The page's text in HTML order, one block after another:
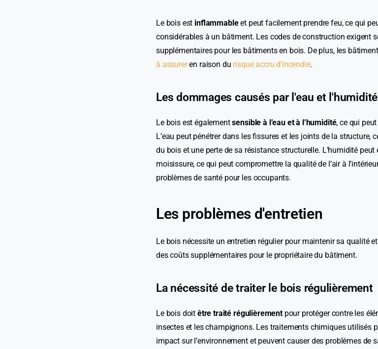
Le bois est inflammableet peut facilement prendre feu, ce qui
considérables à un bâtiment. Les codes de construction exigent
supplémentaires pour les bâtiments en bois. De plus, les
à assureren raison du risque accru d’incendie.
Les dommages causés par l'eau et l'humidité
Le bois est égalementsensible à l’eau et à l’humidité, ce qui
L’eau peut pénétrer dans les fissures et les joints de la structure,
du bois et une perte de sa résistance structurelle. L’humidité
moisissure, ce qui peut compromettre la qualité de l’air à
problèmes de santé pour les occupants.
Les problèmes d'entretien
Le bois nécessite un entretien régulier pour maintenir sa qualité
des coûts supplémentaires pour le propriétaire du bâtiment.
La nécessité de traiter le bois régulièrement
Le bois doit être traité régulièrementpour protéger contre les
insectes et les champignons. Les traitements chimiques utilisés
impact sur l’environnement et peuvent causer des problèmes de